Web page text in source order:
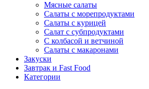
Мясные салаты
Салаты с морепродуктами
Салаты с курицей
Салат с субпродуктами
С колбасой и ветчиной
Салаты с макаронами
Закуски
Завтрак и Fast Food
Категории